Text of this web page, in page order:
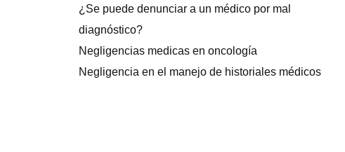
¿Se puede denunciar a un médico por mal
diagnóstico?
Negligencias medicas en oncología
Negligencia en el manejo de historiales médicos